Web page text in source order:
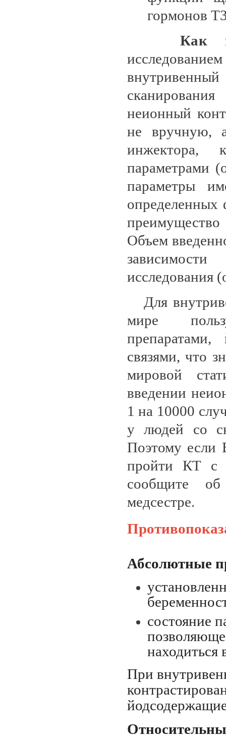
гормонов
Как
неионный
не вручную,
инжектора,
параметрами
параметры
определенных
Объем
исследования
Для
мире
связями, что
мировой
введении
1 на 10000
у людей со
Поэтому если
пройти КТ с
сообщите
медсестре.
Абсолютные
состояние
находиться
При